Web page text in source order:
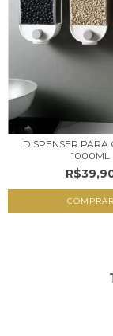
DISPENSER PARA
1000ML